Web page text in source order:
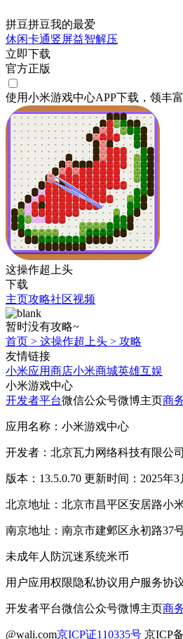
拼豆拼豆我的最爱
休闲卡通竖屏益智解压
立即下载
官方正版
使用小米游戏中心APP下载 ，领丰
这操作超上头
下载
主页攻略社区视频
暂时没有攻略~
首页 > 这操作超上头 > 攻略
友情链接
小米应用商店小米商城英雄互娱
小米游戏中心
开发者平台微信公众号微博主页商
应用名称：小米游戏中心
开发者：北京瓦力网络科技有限公
版本：13.5.0.70 更新时间：2025年3
北京地址：北京市昌平区安居路小
南京地址：南京市建邺区永初路37
未成年人防沉迷系统米币
用户应用权限隐私协议用户服务协
开发者平台微信公众号微博主页商
@wali.com京ICP证110335号 京ICP